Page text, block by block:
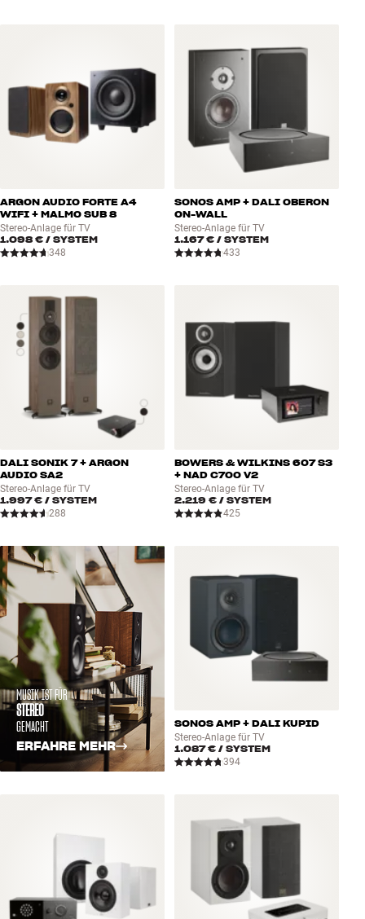
ARGON AUDIO FORTE A4
WIFI + MALMO SUB 8
Stereo-Anlage für TV
1.098 € / SYSTEM
348
SONOS AMP + DALI OBERON
ON-WALL
Stereo-Anlage für TV
1.167 € / SYSTEM
433
DALI SONIK 7 + ARGON
AUDIO SA2
Stereo-Anlage für TV
1.997 € / SYSTEM
288
BOWERS & WILKINS 607 S3
+ NAD C700 V2
Stereo-Anlage für TV
2.219 € / SYSTEM
425
MUSIK IST FÜR
STEREO
GEMACHT
ERFAHRE MEHR
SONOS AMP + DALI KUPID
Stereo-Anlage für TV
1.087 € / SYSTEM
394